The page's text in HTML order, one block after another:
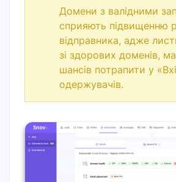
Домени з валідними
сприяють підвищенню
відправника, адже
зі здорових доменів,
шансів потрапити у
одержувачів.